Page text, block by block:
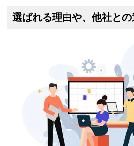
選ばれる理由や、他社と